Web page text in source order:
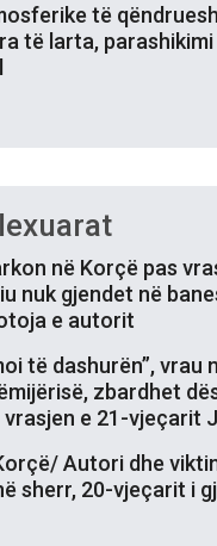
të
të larta,
në Korçë pas
nuk gjendet në
e autorit
të dashurën”, vrau
zbardhet
e 21-vjeçarit
Autori dhe
sherr, 20-vjeçarit i